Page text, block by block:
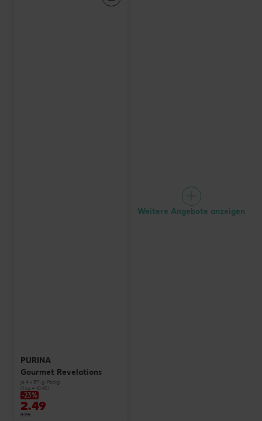
PURINA
Gourmet Revelations
je 4 x 57-g-Packg.
(1 kg = 10.93)
-23%
2.49
3.25
Weitere Angebote anzeigen